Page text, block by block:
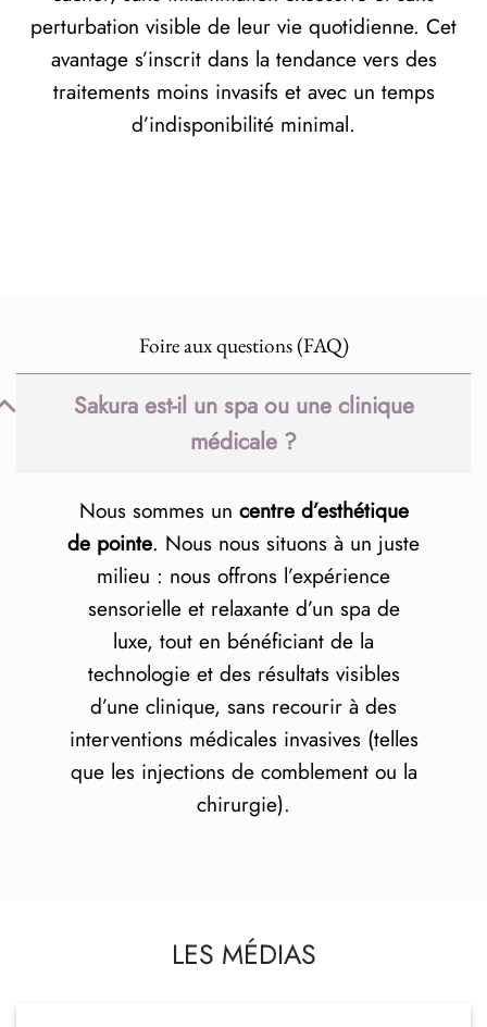
perturbation visible de leur vie quotidienne. Cet
avantage s’inscrit dans la tendance vers des
traitements moins invasifs et avec un temps
d’indisponibilité minimal.
Foire aux questions (FAQ)
Sakura est-il un spa ou une clinique
médicale ?
Nous sommes un centre d’esthétique
de pointe. Nous nous situons à un juste
milieu : nous offrons l’expérience
sensorielle et relaxante d’un spa de
luxe, tout en bénéficiant de la
technologie et des résultats visibles
d’une clinique, sans recourir à des
interventions médicales invasives (telles
que les injections de comblement ou la
chirurgie).
LES MÉDIAS